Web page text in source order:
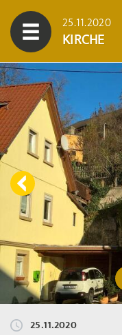
25.11.2020
KIRCHE
25.11.2020